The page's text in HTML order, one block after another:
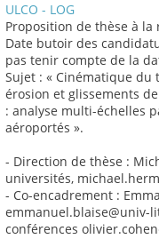
ULCO - LOG
Proposition de thèse à
Date butoir des
pas tenir compte de la
Sujet : « Cinématique du
érosion et glissements
: analyse multi-échelles
aéroportés ».
- Direction de thèse :
universités,
- Co-encadrement :
emmanuel.blaise@univ-
conférences